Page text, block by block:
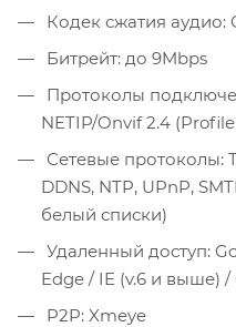
Кодек сжатия аудио:
Битрейт: до 9Mbps
Протоколы
NETIP/Onvif 2.4 (Profile
Сетевые протоколы:
DDNS, NTP, UPnP,
белый списки)
Удаленный доступ:
Edge / IE (v.6 и выше) /
P2P: Xmeye